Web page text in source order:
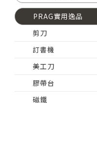
PRAG實用逸品
剪刀
訂書機
美工刀
膠帶台
磁鐵